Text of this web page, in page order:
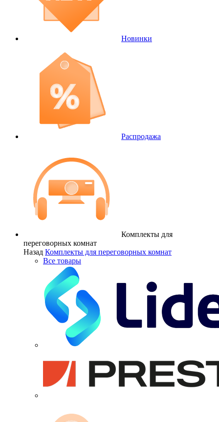
Новинки
Распродажа
Комплекты для
переговорных комнат
Назад Комплекты для переговорных комнат
Все товары